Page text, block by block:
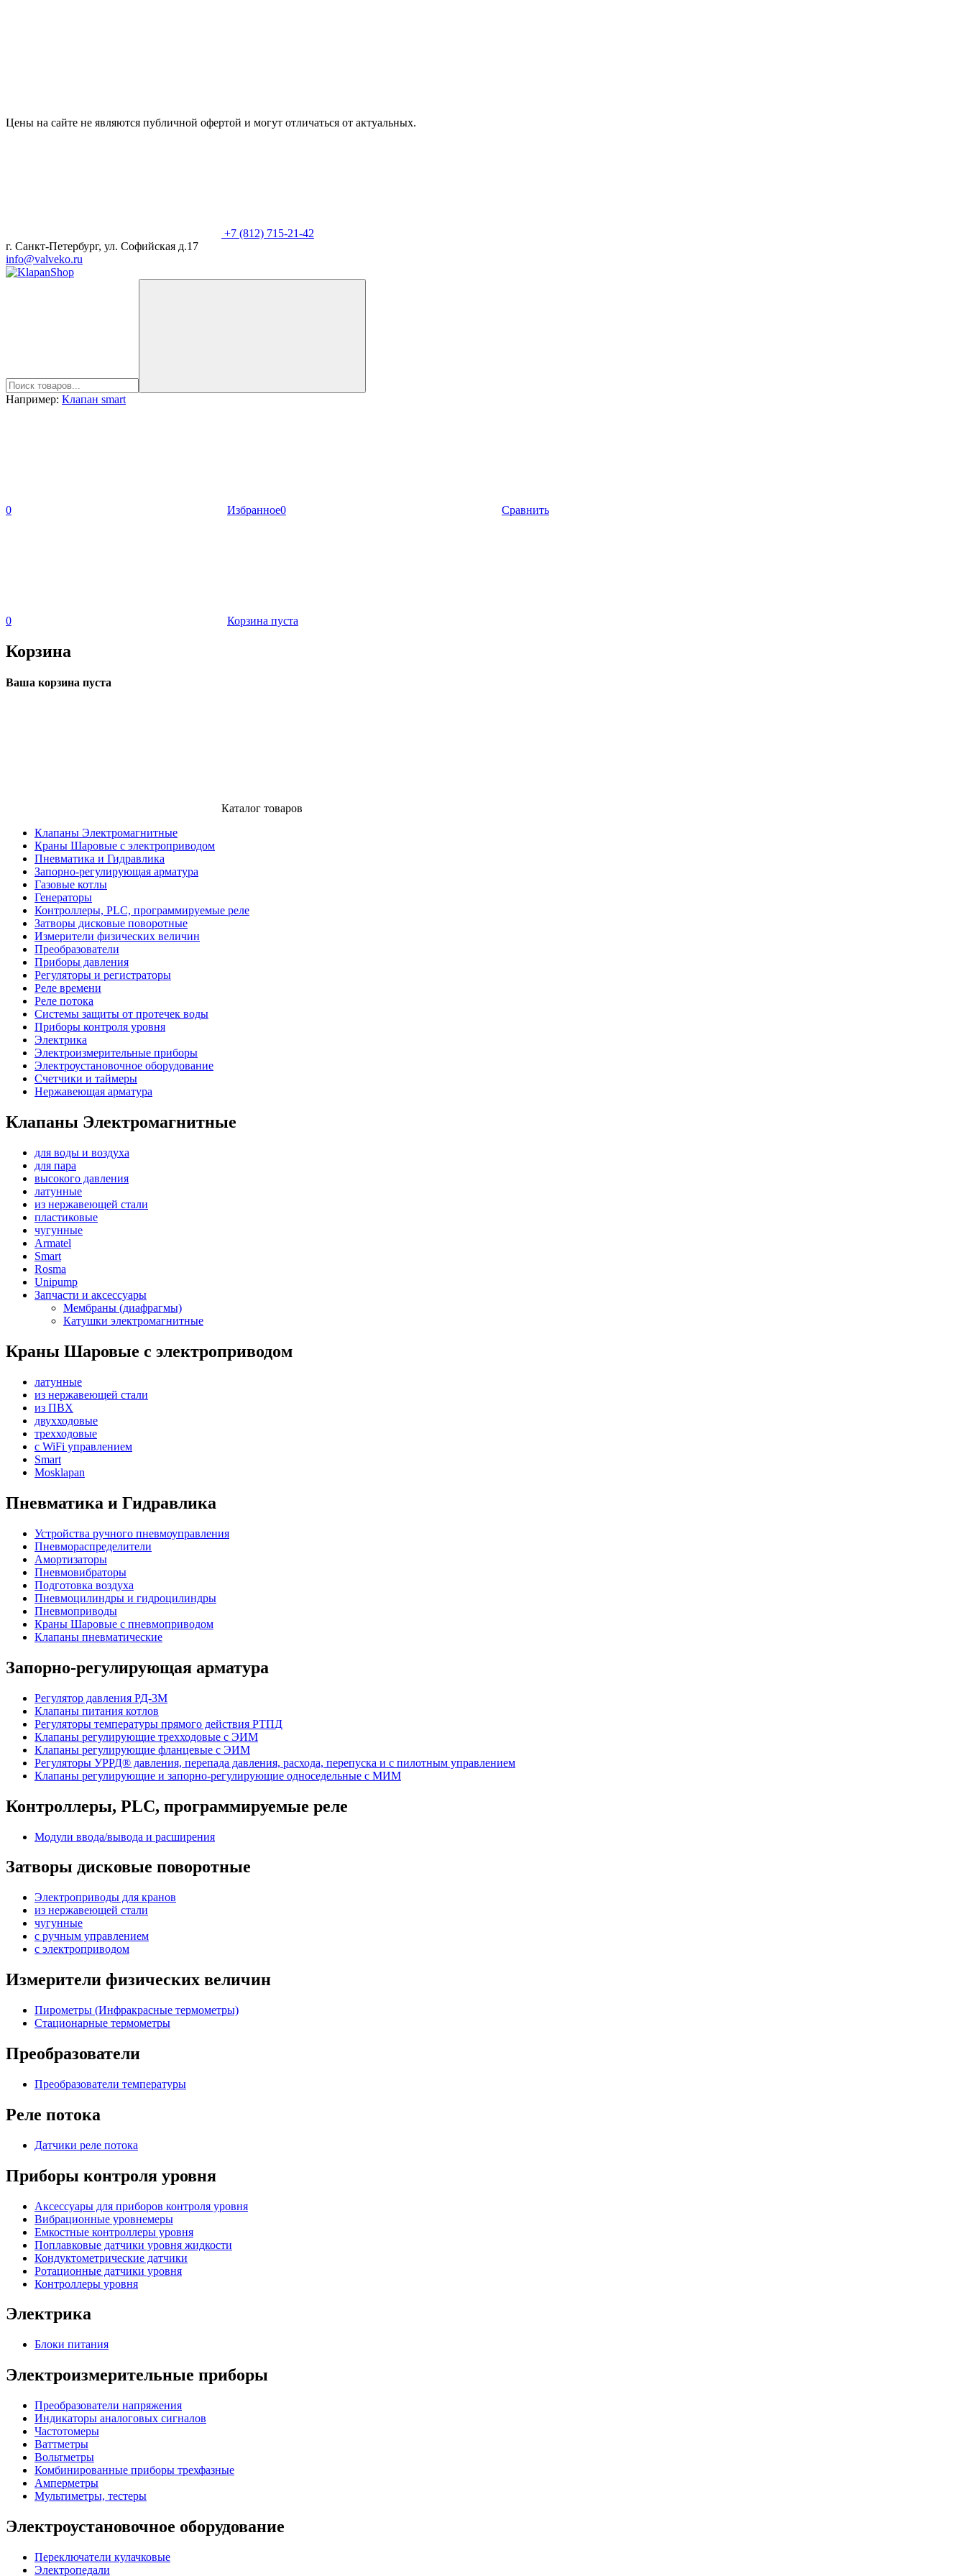
Цены на сайте не являются публичной офертой и могут отличаться от актуальных.
+7 (812) 715-21-42
г. Санкт-Петербург, ул. Софийская д.17
info@valveko.ru
Например: Клапан smart
0 Избранное0 Сравнить
0 Корзина пуста
Корзина
Ваша корзина пуста
Каталог товаров
Клапаны Электромагнитные
Краны Шаровые с электроприводом
Пневматика и Гидравлика
Запорно-регулирующая арматура
Газовые котлы
Генераторы
Контроллеры, PLС, программируемые реле
Затворы дисковые поворотные
Измерители физических величин
Преобразователи
Приборы давления
Регуляторы и регистраторы
Реле времени
Реле потока
Системы защиты от протечек воды
Приборы контроля уровня
Электрика
Электроизмерительные приборы
Электроустановочное оборудование
Счетчики и таймеры
Нержавеющая арматура
Клапаны Электромагнитные
для воды и воздуха
для пара
высокого давления
латунные
из нержавеющей стали
пластиковые
чугунные
Armatel
Smart
Rosma
Unipump
Запчасти и аксессуары
Мембраны (диафрагмы)
Катушки электромагнитные
Краны Шаровые с электроприводом
латунные
из нержавеющей стали
из ПВХ
двухходовые
трехходовые
с WiFi управлением
Smart
Mosklapan
Пневматика и Гидравлика
Устройства ручного пневмоуправления
Пневмораспределители
Амортизаторы
Пневмовибраторы
Подготовка воздуха
Пневмоцилиндры и гидроцилиндры
Пневмоприводы
Краны Шаровые с пневмоприводом
Клапаны пневматические
Запорно-регулирующая арматура
Регулятор давления РД-3М
Клапаны питания котлов
Регуляторы температуры прямого действия РТПД
Клапаны регулирующие трехходовые с ЭИМ
Клапаны регулирующие фланцевые с ЭИМ
Регуляторы УРРД® давления, перепада давления, расхода, перепуска и с пилотным управлением
Клапаны регулирующие и запорно-регулирующие односедельные с МИМ
Контроллеры, PLС, программируемые реле
Модули ввода/вывода и расширения
Затворы дисковые поворотные
Электроприводы для кранов
из нержавеющей стали
чугунные
с ручным управлением
c электроприводом
Измерители физических величин
Пирометры (Инфракрасные термометры)
Стационарные термометры
Преобразователи
Преобразователи температуры
Реле потока
Датчики реле потока
Приборы контроля уровня
Аксессуары для приборов контроля уровня
Вибрационные уровнемеры
Емкостные контроллеры уровня
Поплавковые датчики уровня жидкости
Кондуктометрические датчики
Ротационные датчики уровня
Контроллеры уровня
Электрика
Блоки питания
Электроизмерительные приборы
Преобразователи напряжения
Индикаторы аналоговых сигналов
Частотомеры
Ваттметры
Вольтметры
Комбинированные приборы трехфазные
Амперметры
Мультиметры, тестеры
Электроустановочное оборудование
Переключатели кулачковые
Электропедали